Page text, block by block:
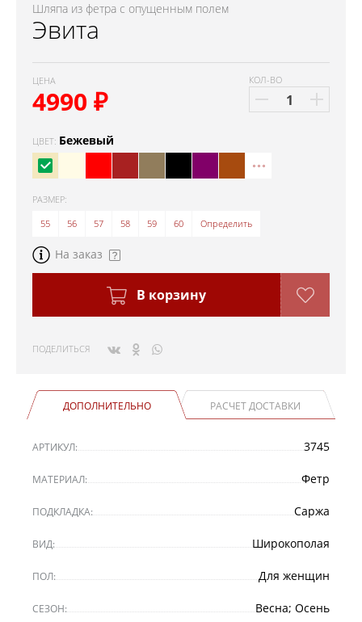
Шляпа из фетра с опущенным полем
Эвита
ЦЕНА
4990 ₽
КОЛ-ВО
ЦВЕТ: Бежевый
РАЗМЕР:
55
56 57 58 59 60 Определить
На заказ
В корзину
ПОДЕЛИТЬСЯ
ДОПОЛНИТЕЛЬНО РАСЧЕТ ДОСТАВКИ
АРТИКУЛ: 3745
МАТЕРИАЛ: Фетр
ПОДКЛАДКА: Саржа
ВИД: Широкополая
ПОЛ: Для женщин
СЕЗОН: Весна; Осень